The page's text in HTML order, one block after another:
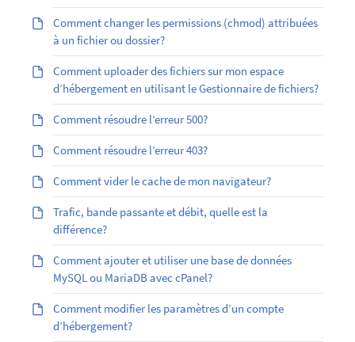
Comment changer les permissions (chmod) attribuées
à un fichier ou dossier?
Comment uploader des fichiers sur mon espace
d’hébergement en utilisant le Gestionnaire de fichiers?
Comment résoudre l’erreur 500?
Comment résoudre l’erreur 403?
Comment vider le cache de mon navigateur?
Trafic, bande passante et débit, quelle est la
différence?
Comment ajouter et utiliser une base de données
MySQL ou MariaDB avec cPanel?
Comment modifier les paramètres d’un compte
d’hébergement?